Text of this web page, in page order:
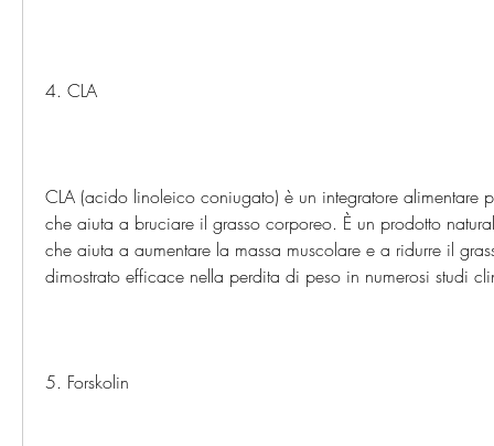
4. CLA
CLA (acido linoleico coniugato) è un integratore alimentare
che aiuta a bruciare il grasso corporeo. È un prodotto
che aiuta a aumentare la massa muscolare e a ridurre il
dimostrato efficace nella perdita di peso in numerosi studi
5. Forskolin